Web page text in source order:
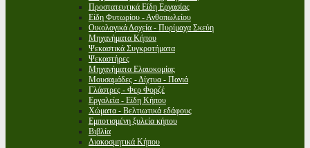
Προστατευτικά Είδη Εργασίας
Είδη Φυτωρίου - Ανθοπωλείου
Οικολογικά Δοχεία - Πυρίμαχα Σκεύη
Μηχανήματα Κήπου
Ψεκαστικά Συγκροτήματα
Ψεκαστήρες
Μηχανήματα Ελαιοκομίας
Μουσαμάδες - Δίχτυα - Πανιά
Γλάστρες - Φερ Φορζέ
Εργαλεία - Είδη Κήπου
Χώματα - Βελτιωτικά εδάφους
Εμποτισμένη ξυλεία κήπου
Βιβλία
Διακοσμητικά Κήπου